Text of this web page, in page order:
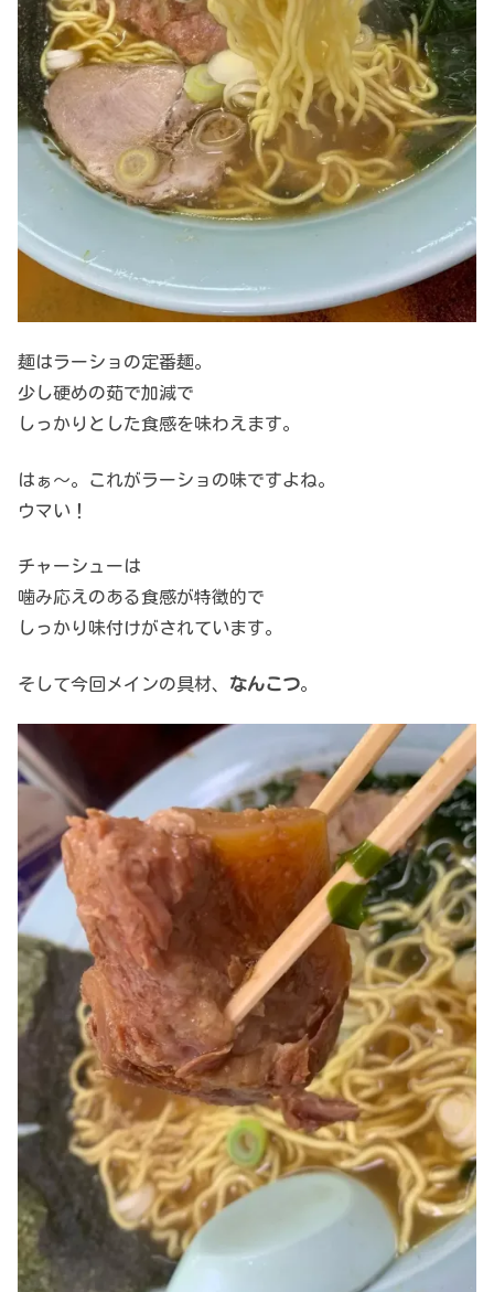
麺はラーショの定番麺。
少し硬めの茹で加減で
しっかりとした食感を味わえます。
はぁ～。これがラーショの味ですよね。
ウマい！
チャーシューは
噛み応えのある食感が特徴的で
しっかり味付けがされています。
そして今回メインの具材、 なんこつ。